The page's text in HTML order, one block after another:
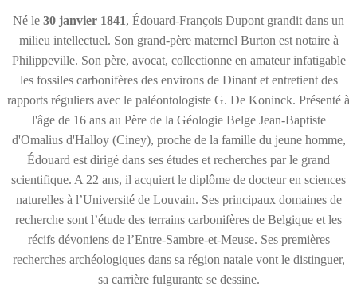
Né le 30 janvier 1841, Édouard-François Dupont grandit dans un
milieu intellectuel. Son grand-père maternel Burton est notaire à
Philippeville. Son père, avocat, collectionne en amateur infatigable
les fossiles carbonifères des environs de Dinant et entretient des
rapports réguliers avec le paléontologiste G. De Koninck. Présenté à
l'âge de 16 ans au Père de la Géologie Belge Jean-Baptiste
d'Omalius d'Halloy (Ciney), proche de la famille du jeune homme,
Édouard est dirigé dans ses études et recherches par le grand
scientifique. A 22 ans, il acquiert le diplôme de docteur en sciences
naturelles à l’Université de Louvain. Ses principaux domaines de
recherche sont l’étude des terrains carbonifères de Belgique et les
récifs dévoniens de l’Entre-Sambre-et-Meuse. Ses premières
recherches archéologiques dans sa région natale vont le distinguer,
sa carrière fulgurante se dessine.